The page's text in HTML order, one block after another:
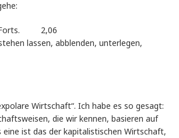
Forts. 2,06
lassen, abblenden, unterlegen,
Wirtschaft“. Ich habe es so gesagt:
die wir kennen, basieren auf
eine ist das der kapitalistischen Wirtschaft,